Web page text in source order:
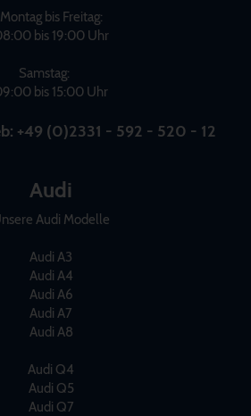
Montag bis Freitag:
bis 19:00 Uhr
Samstag:
bis 15:00 Uhr
+49 (0)2331 - 592 - 520 - 12
Audi
Audi Modelle
Audi A3
Audi A4
Audi A6
Audi A7
Audi A8
Audi Q4
Audi Q5
Audi Q7